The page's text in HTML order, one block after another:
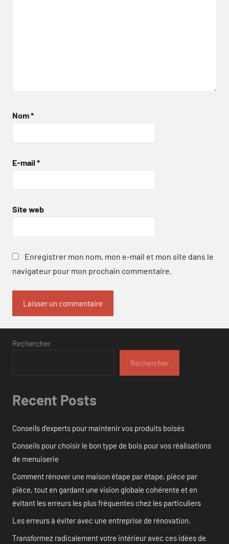
Nom*
E-mail *
Site web
Enregistrer mon nom, mon e-mail et mon site dans le
navigateur pour mon prochain commentaire.
Rechercher
Rechercher
Recent Posts
Conseils d’experts pour maintenir vos produits boisés
Conseils pour choisir le bon type de bois pour vos réalisations
de menuiserie
Comment rénover une maison étape par étape, pièce par
pièce, tout en gardant une vision globale cohérente et en
évitant les erreurs les plus fréquentes chez les particuliers
Les erreurs à éviter avec une entreprise de rénovation.
Transformez radicalement votre intérieur avec ces idées de